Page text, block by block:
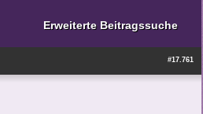
Erweiterte Beitragssuche
#17.761